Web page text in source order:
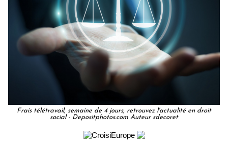
Frais télétravail, semaine de 4 jours, retrouvez l'actualité en droit
social - Depositphotos.com Auteur sdecoret